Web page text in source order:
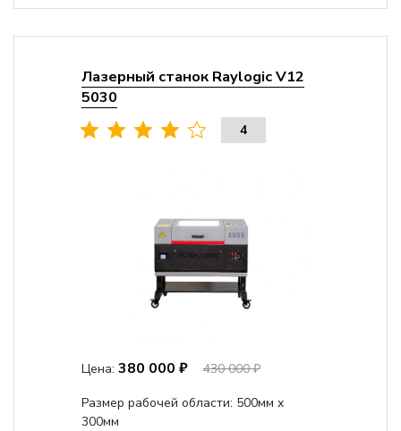
Лазерный станок Raylogic V12
5030
4
Цена: 380 000 ₽
430 000 ₽
Размер рабочей области: 500мм х
300мм